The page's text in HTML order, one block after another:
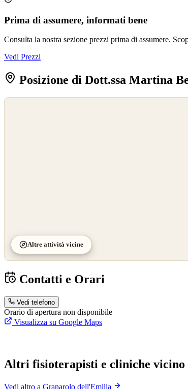
Prima di assumere, informati bene
Consulta la nostra sezione prezzi prima di assumere.
Vedi Prezzi
Posizione di Dott.ssa Martina
Altre attività vicine
Contatti e Orari
Vedi telefono
Orario di apertura non disponibile
Visualizza su Google Maps
Altri fisioterapisti e cliniche
Vedi altro a Granarolo dell'Emilia